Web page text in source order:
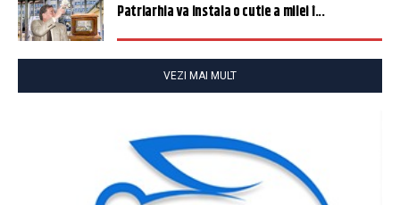
Patriarhia va instala o cutie a milei î...
VEZI MAI MULT